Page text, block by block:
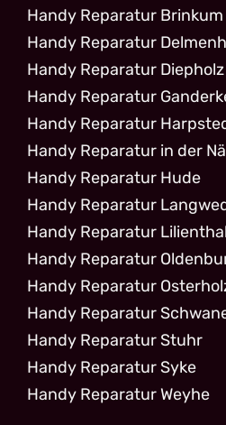
Handy Reparatur Brinkum
Handy Reparatur
Handy Reparatur Diepholz
Handy Reparatur
Handy Reparatur
Handy Reparatur in der
Handy Reparatur Hude
Handy Reparatur
Handy Reparatur Lilienthal
Handy Reparatur
Handy Reparatur
Handy Reparatur
Handy Reparatur Stuhr
Handy Reparatur Syke
Handy Reparatur Weyhe